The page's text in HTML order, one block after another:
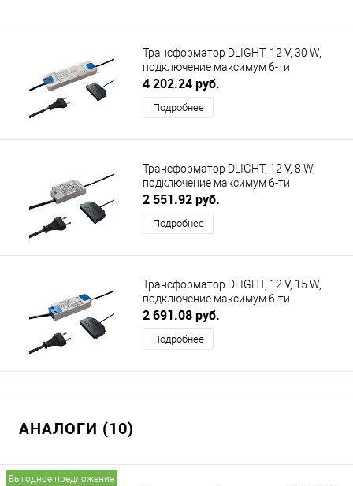
Трансформатор DLIGHT, 12 V, 30 W,
подключение максимум 6-ти
светильников DLIGHT (ДИЛАЙТ)
4 202.24 руб.
Подробнее
Трансформатор DLIGHT, 12 V, 8 W,
подключение максимум 6-ти
светильников DLIGHT (ДИЛАЙТ)
2 551.92 руб.
Подробнее
Трансформатор DLIGHT, 12 V, 15 W,
подключение максимум 6-ти
светильников DLIGHT (ДИЛАЙТ)
2 691.08 руб.
Подробнее
АНАЛОГИ (10)
Выгодное предложение